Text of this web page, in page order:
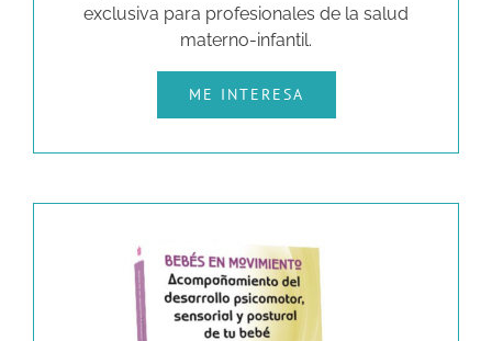
exclusiva para profesionales de la salud
materno-infantil.
ME INTERESA